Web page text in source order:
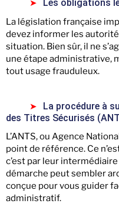
Les obligations
La législation française
devez informer les
situation. Bien sûr, il ne
une étape administrative,
tout usage frauduleux.
La procédure à
des Titres Sécurisés
L’ANTS, ou Agence
point de référence. Ce
c’est par leur
démarche peut sembler
conçue pour vous guider
administratif.